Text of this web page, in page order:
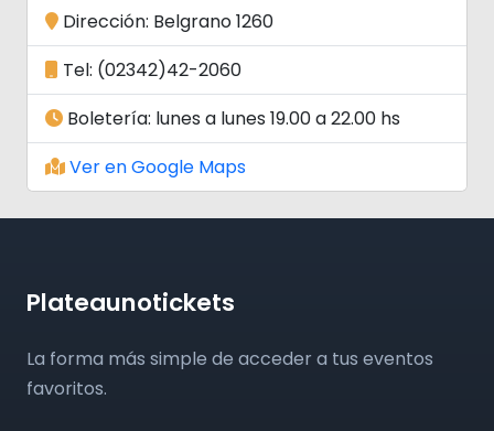
Dirección: Belgrano 1260
Tel: (02342)42-2060
Boletería: lunes a lunes 19.00 a 22.00 hs
Ver en Google Maps
Plateaunotickets
La forma más simple de acceder a tus eventos
favoritos.